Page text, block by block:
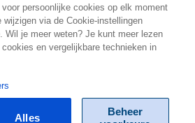
persoonlijke cookies op elk moment
wijzigen via de Cookie-instellingen
Wil je meer weten? Je kunt meer lezen
en vergelijkbare technieken in
Beheer
Alles